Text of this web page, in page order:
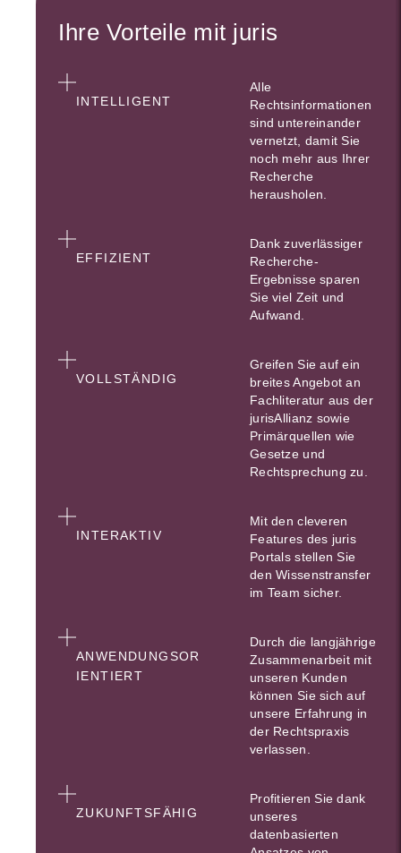
Ihre Vorteile mit juris
INTELLIGENT
Alle
Rechtsinformationen
sind untereinander
vernetzt, damit Sie
noch mehr aus Ihrer
Recherche
herausholen.
EFFIZIENT
Dank zuverlässiger
Recherche-
Ergebnisse sparen
Sie viel Zeit und
Aufwand.
VOLLSTÄNDIG
Greifen Sie auf ein
breites Angebot an
Fachliteratur aus der
jurisAllianz sowie
Primärquellen wie
Gesetze und
Rechtsprechung zu.
INTERAKTIV
Mit den cleveren
Features des juris
Portals stellen Sie
den Wissenstransfer
im Team sicher.
ANWENDUNGSOR
IENTIERT
Durch die langjährige
Zusammenarbeit mit
unseren Kunden
können Sie sich auf
unsere Erfahrung in
der Rechtspraxis
verlassen.
ZUKUNFTSFÄHIG
Profitieren Sie dank
unseres
datenbasierten